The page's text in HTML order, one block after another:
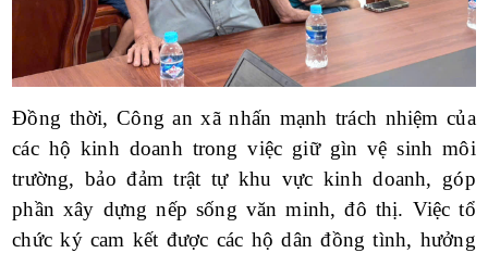
Đồng thời, Công an xã nhấn mạnh trách nhiệm của
các hộ kinh doanh trong việc giữ gìn vệ sinh môi
trường, bảo đảm trật tự khu vực kinh doanh, góp
phần xây dựng nếp sống văn minh, đô thị. Việc tổ
chức ký cam kết được các hộ dân đồng tình, hưởng